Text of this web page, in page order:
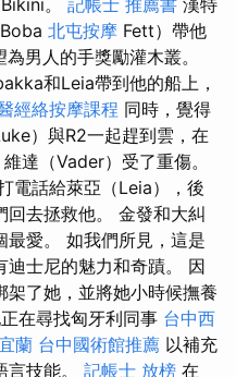
Bikini。 記帳士 推薦書 漢特
北屯按摩 Fett）帶他
男人的手獎勵灌木叢。
和Leia帶到他的船上，
經絡按摩課程 同時，覺得
）與R2一起趕到雲，在
達（Vader）受了重傷。
電話給萊亞（Leia），後
回去拯救他。 金發和大糾
最愛。 如我們所見，這是
迪士尼的魅力和奇蹟。 因
架了她，並將她小時候撫養
在尋找匈牙利同事 台中西
蘭 台中國術館推薦 以補充
技能。 記帳士 放榜 在